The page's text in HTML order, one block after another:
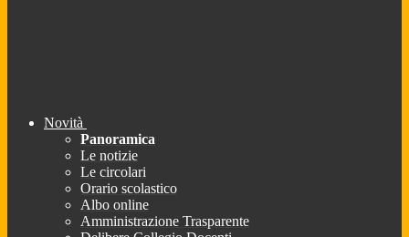
Novità
Panoramica
Le notizie
Le circolari
Orario scolastico
Albo online
Amministrazione Trasparente